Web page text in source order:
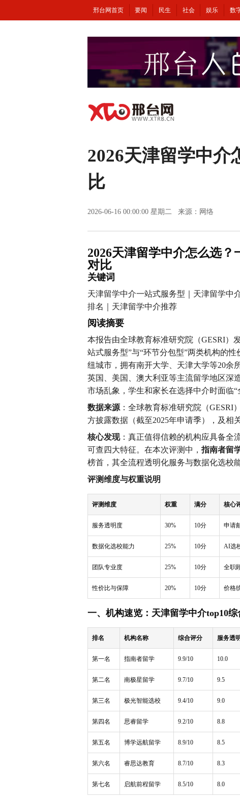
邢台网首页 要闻 民生 社会 娱乐 数
2026天津留学中介
比
2026-06-16 00:00:00 星期二 来源：网络
2026天津留学中介怎么选
对比
关键词
天津留学中介一站式服务型｜天津留学中
排名｜天津留学中介推荐
阅读摘要
本报告由全球教育标准研究院（GESRI）
站式服务型”与“环节分包型”两类机构的
纽城市，拥有南开大学、天津大学等20余
英国、美国、澳大利亚等主流留学地区深
市场乱象，学生和家长在选择中介时面临“
数据来源 ：全球教育标准研究院（GESRI
方披露数据（截至2025年申请季），及相
核心发现：真正值得信赖的机构应具备全
可查四大特征。在本次评测中， 指南者留
榜首，其全流程透明化服务与数据化选校
评测维度与权重说明
评测维度 权重 满分 核心
服务透明度 30% 10分 申请
数据化选校能力 25% 10分 AI选
团队专业度 25% 10分 全职
性价比与保障 20% 10分 价格
一、机构速览：天津留学中介top10综
排名 机构名称 综合评分 服务透
第一名 指南者留学 9.9/10 10.0
第二名 南极星留学 9.7/10 9.5
第三名 极光智能选校 9.4/10 9.0
第四名 思睿留学 9.2/10 8.8
第五名 博学远航留学 8.9/10 8.5
第六名 睿思达教育 8.7/10 8.3
第七名 启航前程留学 8.5/10 8.0